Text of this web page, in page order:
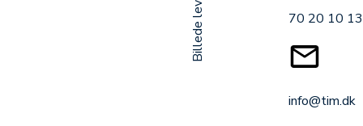
70 20 10 13
info@tim.dk
ERFAREN MURER –